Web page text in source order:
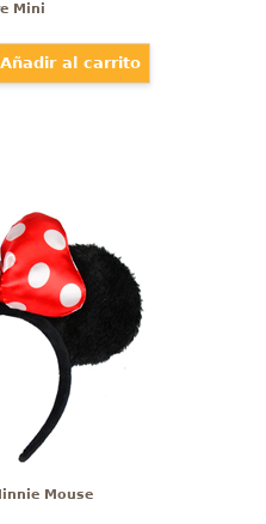
Mini
premium de
basada en la
de la factoría
diadema
poliéster y tiene
de 24,5 X
21,5 X 4 cm.
Mouse